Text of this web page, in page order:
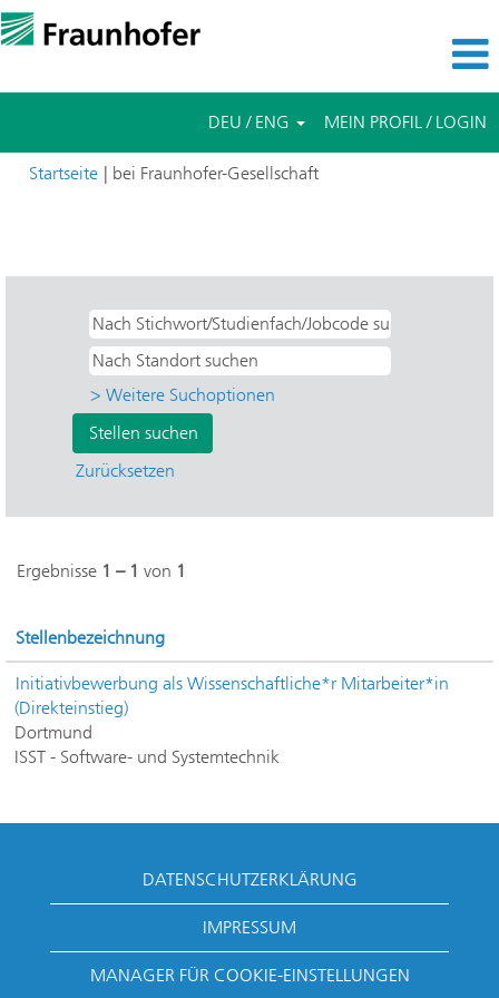
DEU / ENG MEIN PROFIL / LOGIN
Startseite | bei Fraunhofer-Gesellschaft(aktuelle
> Weitere Suchoptionen
Zurücksetzen
Ergebnisse 1 – 1 von 1
Stellenbezeichnung
Initiativbewerbung als Wissenschaftliche*r Mitarbeiter*in
(Direkteinstieg)
Dortmund
ISST - Software- und Systemtechnik
DATENSCHUTZERKLÄRUNG
IMPRESSUM
MANAGER FÜR COOKIE-EINSTELLUNGEN